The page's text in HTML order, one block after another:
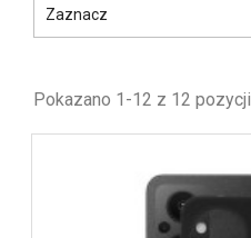
Zaznacz
Pokazano 1-12 z 12 pozycji